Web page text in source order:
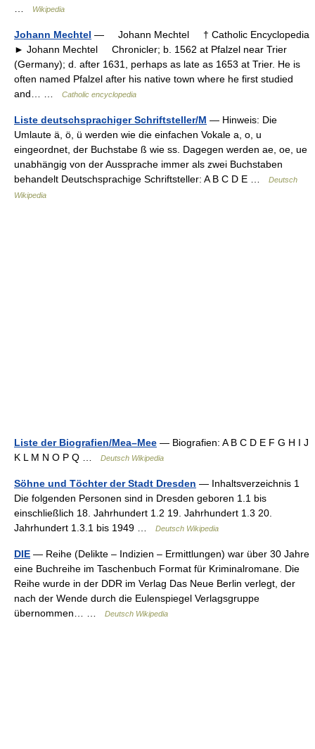
Wikipedia
Johann Mechtel — Johann Mechtel † Catholic Encyclopedia
► Johann Mechtel Chronicler; b. 1562 at Pfalzel near Trier
(Germany); d. after 1631, perhaps as late as 1653 at Trier. He is
often named Pfalzel after his native town where he first studied
and… …
Catholic encyclopedia
Liste deutschsprachiger Schriftsteller/M — Hinweis: Die
Umlaute ä, ö, ü werden wie die einfachen Vokale a, o, u
eingeordnet, der Buchstabe ß wie ss. Dagegen werden ae, oe, ue
unabhängig von der Aussprache immer als zwei Buchstaben
behandelt Deutschsprachige Schriftsteller: A B C D E …
Deutsch
Wikipedia
Liste der Biografien/Mea–Mee — Biografien: A B C D E F G H I J
K L M N O P Q …
Deutsch Wikipedia
Söhne und Töchter der Stadt Dresden — Inhaltsverzeichnis 1
Die folgenden Personen sind in Dresden geboren 1.1 bis
einschließlich 18. Jahrhundert 1.2 19. Jahrhundert 1.3 20.
Jahrhundert 1.3.1 bis 1949 …
Deutsch Wikipedia
DIE — Reihe (Delikte – Indizien – Ermittlungen) war über 30 Jahre
eine Buchreihe im Taschenbuch Format für Kriminalromane. Die
Reihe wurde in der DDR im Verlag Das Neue Berlin verlegt, der
nach der Wende durch die Eulenspiegel Verlagsgruppe
übernommen… …
Deutsch Wikipedia